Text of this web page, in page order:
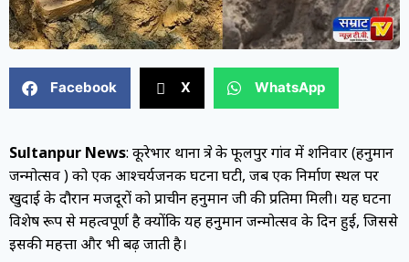
Facebook X WhatsApp
Sultanpur News: कूरेभार थाना क्षेत्र के फूलपुर गांव में शनिवार (हनुमान
जन्मोत्सव ) को एक आश्चर्यजनक घटना घटी, जब एक निर्माण स्थल पर
खुदाई के दौरान मजदूरों को प्राचीन हनुमान जी की प्रतिमा मिली। यह घटना
विशेष रूप से महत्वपूर्ण है क्योंकि यह हनुमान जन्मोत्सव के दिन हुई, जिससे
इसकी महत्ता और भी बढ़ जाती है।